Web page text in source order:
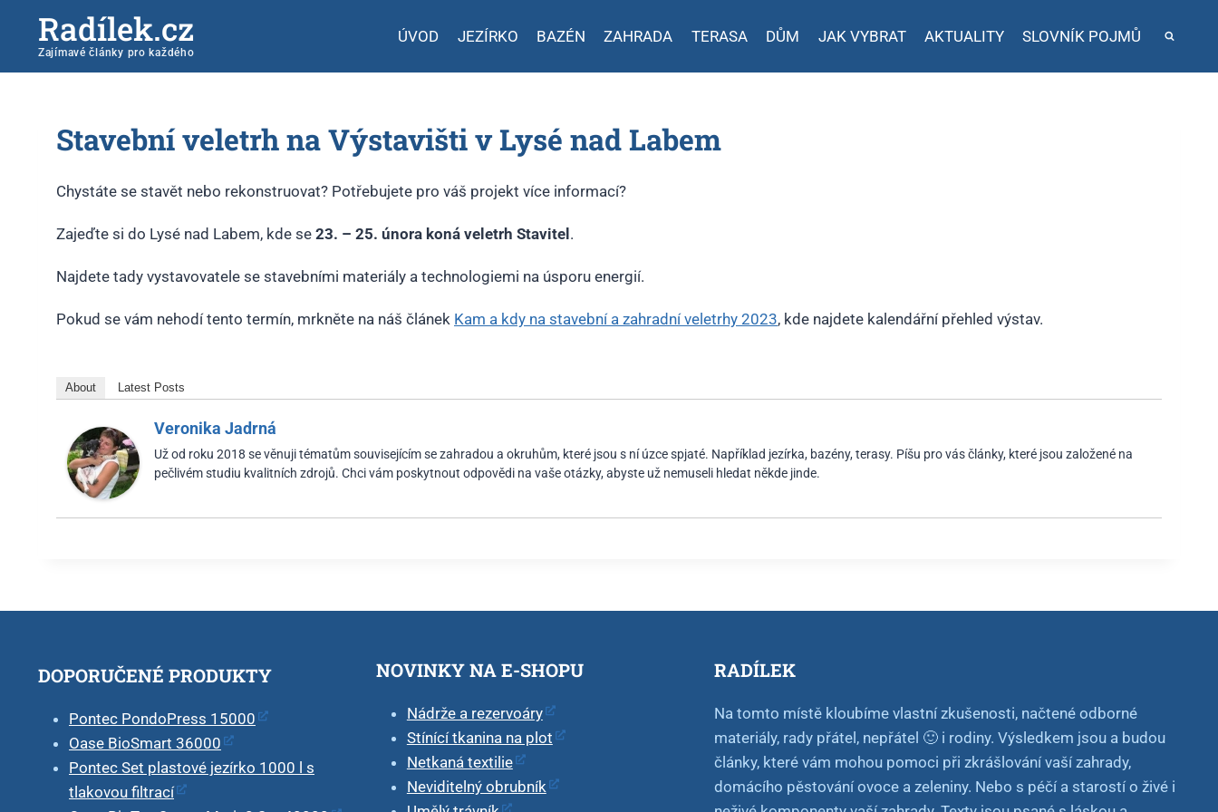
Radílek.cz
Zajímavé články pro každého
ÚVOD JEZÍRKO BAZÉN ZAHRADA TERASA DŮM JAK VYBRAT AKTUALITY SLOVNÍK POJMŮ
Stavební veletrh na Výstavišti v Lysé nad Labem
Chystáte se stavět nebo rekonstruovat? Potřebujete pro váš projekt více informací?
Zajeďte si do Lysé nad Labem, kde se 23. – 25. února koná veletrh Stavitel .
Najdete tady vystavovatele se stavebními materiály a technologiemi na úsporu energií.
Pokud se vám nehodí tento termín, mrkněte na náš článek Kam a kdy na stavební a zahradní veletrhy 2023, kde najdete kalendářní přehled výstav.
About Latest Posts
Veronika Jadrná
Už od roku 2018 se věnuji tématům souvisejícím se zahradou a okruhům, které jsou s ní úzce spjaté. Například jezírka, bazény, terasy. Píšu pro vás články, které jsou založené na
pečlivém studiu kvalitních zdrojů. Chci vám poskytnout odpovědi na vaše otázky, abyste už nemuseli hledat někde jinde.
DOPORUČENÉ PRODUKTY
Pontec PondoPress 15000
Oase BioSmart 36000
Pontec Set plastové jezírko 1000 l s
tlakovou filtrací
NOVINKY NA E-SHOPU
Nádrže a rezervoáry
Stínící tkanina na plot
Netkaná textilie
Neviditelný obrubník
RADÍLEK
Na tomto místě kloubíme vlastní zkušenosti, načtené odborné
materiály, rady přátel, nepřátel 🙂 i rodiny. Výsledkem jsou a budou
články, které vám mohou pomoci při zkrášlování vaší zahrady,
domácího pěstování ovoce a zeleniny. Nebo s péčí a starostí o živé i